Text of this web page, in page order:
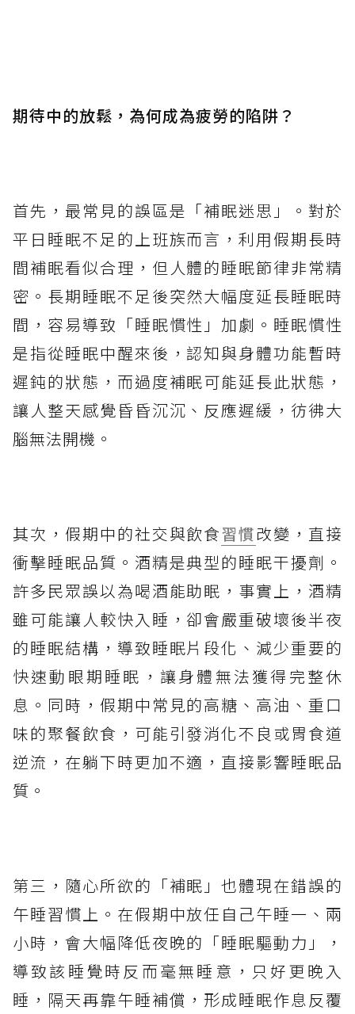
期待中的放鬆，為何成為疲勞的陷阱？
首先，最常見的誤區是「補眠迷思」。對於
平日睡眠不足的上班族而言，利用假期長時
間補眠看似合理，但人體的睡眠節律非常精
密。長期睡眠不足後突然大幅度延長睡眠時
間，容易導致「睡眠慣性」加劇。睡眠慣性
是指從睡眠中醒來後，認知與身體功能暫時
遲鈍的狀態，而過度補眠可能延長此狀態，
讓人整天感覺昏昏沉沉、反應遲緩，彷彿大
腦無法開機。
其次，假期中的社交與飲食習慣改變，直接
衝擊睡眠品質。酒精是典型的睡眠干擾劑。
許多民眾誤以為喝酒能助眠，事實上，酒精
雖可能讓人較快入睡，卻會嚴重破壞後半夜
的睡眠結構，導致睡眠片段化、減少重要的
快速動眼期睡眠，讓身體無法獲得完整休
息。同時，假期中常見的高糖、高油、重口
味的聚餐飲食，可能引發消化不良或胃食道
逆流，在躺下時更加不適，直接影響睡眠品
質。
第三，隨心所欲的「補眠」也體現在錯誤的
午睡習慣上。在假期中放任自己午睡一、兩
小時，會大幅降低夜晚的「睡眠驅動力」，
導致該睡覺時反而毫無睡意，只好更晚入
睡，隔天再靠午睡補償，形成睡眠作息反覆